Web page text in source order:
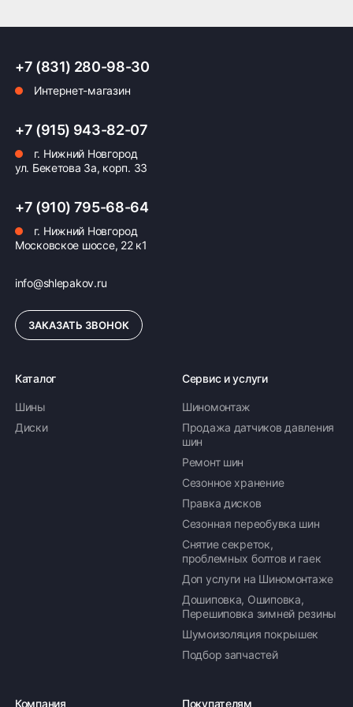
Возможна картой, наличными при получении,
также доступно оформление кредита и
формирование счёта для Юр.Лица
ПОДРОБНЕЕ ОБ ОПЛАТЕ
+7 (831) 280-98-30
Интернет-магазин
+7 (915) 943-82-07
г. Нижний Новгород
ул. Бекетова 3а, корп. 33
+7 (910) 795-68-64
г. Нижний Новгород
Московское шоссе, 22 к1
info@shlepakov.ru
ЗАКАЗАТЬ ЗВОНОК
Каталог
Шины
Диски
Сервис и услуги
Шиномонтаж
Продажа датчиков давления
шин
Ремонт шин
Сезонное хранение
Правка дисков
Сезонная переобувка шин
Снятие секреток,
проблемных болтов и гаек
Доп услуги на Шиномонтаже
Дошиповка, Ошиповка,
Перешиповка зимней резины
Шумоизоляция покрышек
Подбор запчастей
Компания Покупателям